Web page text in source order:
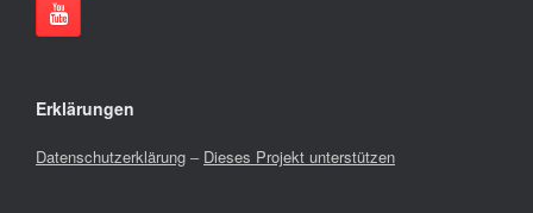
Erklärungen
Datenschutzerklärung – Dieses Projekt unterstützen